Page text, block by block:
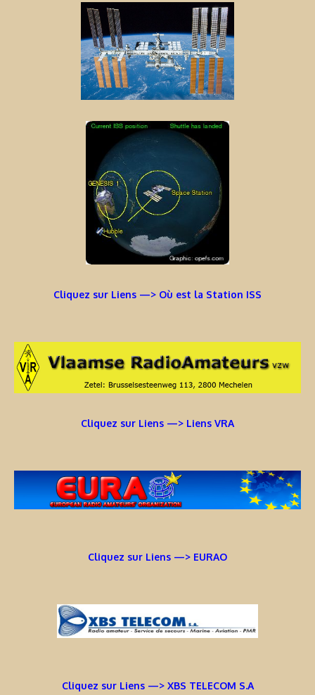
Cliquez sur Liens —> Où est la Station ISS
Cliquez sur Liens —> Liens VRA
Cliquez sur Liens —> EURAO
Cliquez sur Liens —> XBS TELECOM S.A